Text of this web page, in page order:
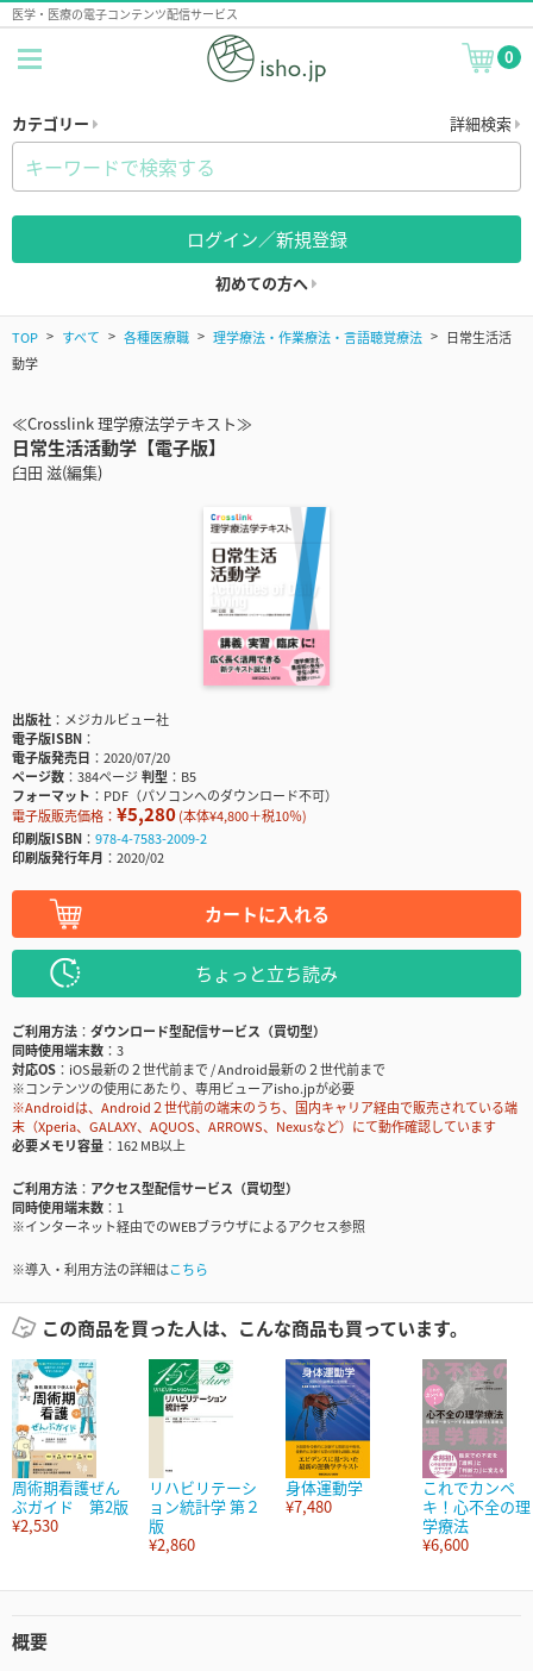
医学・医療の電子コンテンツ配信サービス
0
カテゴリー 詳細検索
ログイン／新規登録
初めての方へ
TOP すべて 各種医療職 理学療法・作業療法・言語聴覚療法
日常生活活
動学
≪Crosslink 理学療法学テキスト≫
日常生活活動学【電子版】
臼田 滋(編集)
出版社
メジカルビュー社
電子版ISBN
電子版発売日
2020/07/20
ページ数
384ページ判型
B5
フォーマット
PDF（パソコンへのダウンロード不可）
電子版販売価格： ¥5,280(本体¥4,800＋税10％)
印刷版ISBN
978-4-7583-2009-2
印刷版発行年月
2020/02
カートに入れる
ちょっと立ち読み
ご利用方法
ダウンロード型配信サービス（買切型）
同時使用端末数
3
対応OS
iOS最新の２世代前まで / Android最新の２世代前まで
※コンテンツの使用にあたり、専用ビューアisho.jpが必要
※Androidは、Android２世代前の端末のうち、国内キャリア経由で販売されている端
末（Xperia、GALAXY、AQUOS、ARROWS、Nexusなど）にて動作確認しています
必要メモリ容量
162 MB以上
ご利用方法
アクセス型配信サービス（買切型）
同時使用端末数
1
※インターネット経由でのWEBブラウザによるアクセス参照
※導入・利用方法の詳細はこちら
この商品を買った人は、こんな商品も買っています。
周術期看護ぜん
ぶガイド 第2版
¥2,530
リハビリテーシ
ョン統計学 第２
版
¥2,860
身体運動学
¥7,480
これでカンペ
キ！心不全の理
学療法
¥6,600
概要